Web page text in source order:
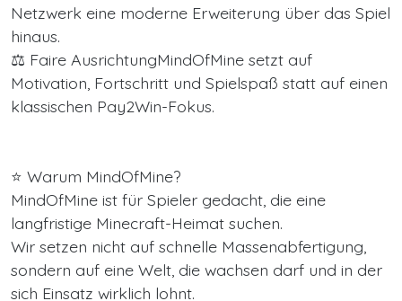
Netzwerk eine moderne Erweiterung über das Spiel
hinaus.
⚖️ Faire AusrichtungMindOfMine setzt auf
Motivation, Fortschritt und Spielspaß statt auf einen
klassischen Pay2Win-Fokus.
⭐ Warum MindOfMine?
MindOfMine ist für Spieler gedacht, die eine
langfristige Minecraft-Heimat suchen.
Wir setzen nicht auf schnelle Massenabfertigung,
sondern auf eine Welt, die wachsen darf und in der
sich Einsatz wirklich lohnt.